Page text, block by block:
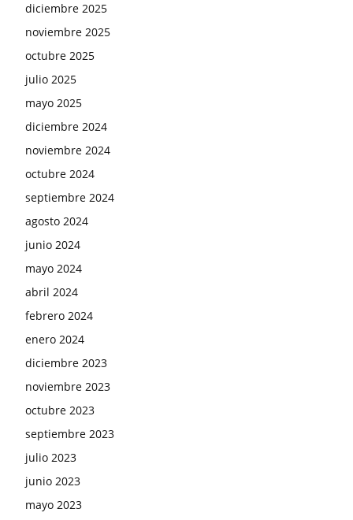
diciembre 2025
noviembre 2025
octubre 2025
julio 2025
mayo 2025
diciembre 2024
noviembre 2024
octubre 2024
septiembre 2024
agosto 2024
junio 2024
mayo 2024
abril 2024
febrero 2024
enero 2024
diciembre 2023
noviembre 2023
octubre 2023
septiembre 2023
julio 2023
junio 2023
mayo 2023